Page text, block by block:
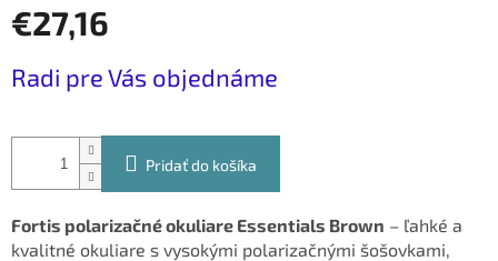
€27,16
cena:
Radi pre Vás objednáme
Pridať do košíka
Fortis polarizačné okuliare Essentials Brown – ľahké a
kvalitné okuliare s vysokými polarizačnými šošovkami,